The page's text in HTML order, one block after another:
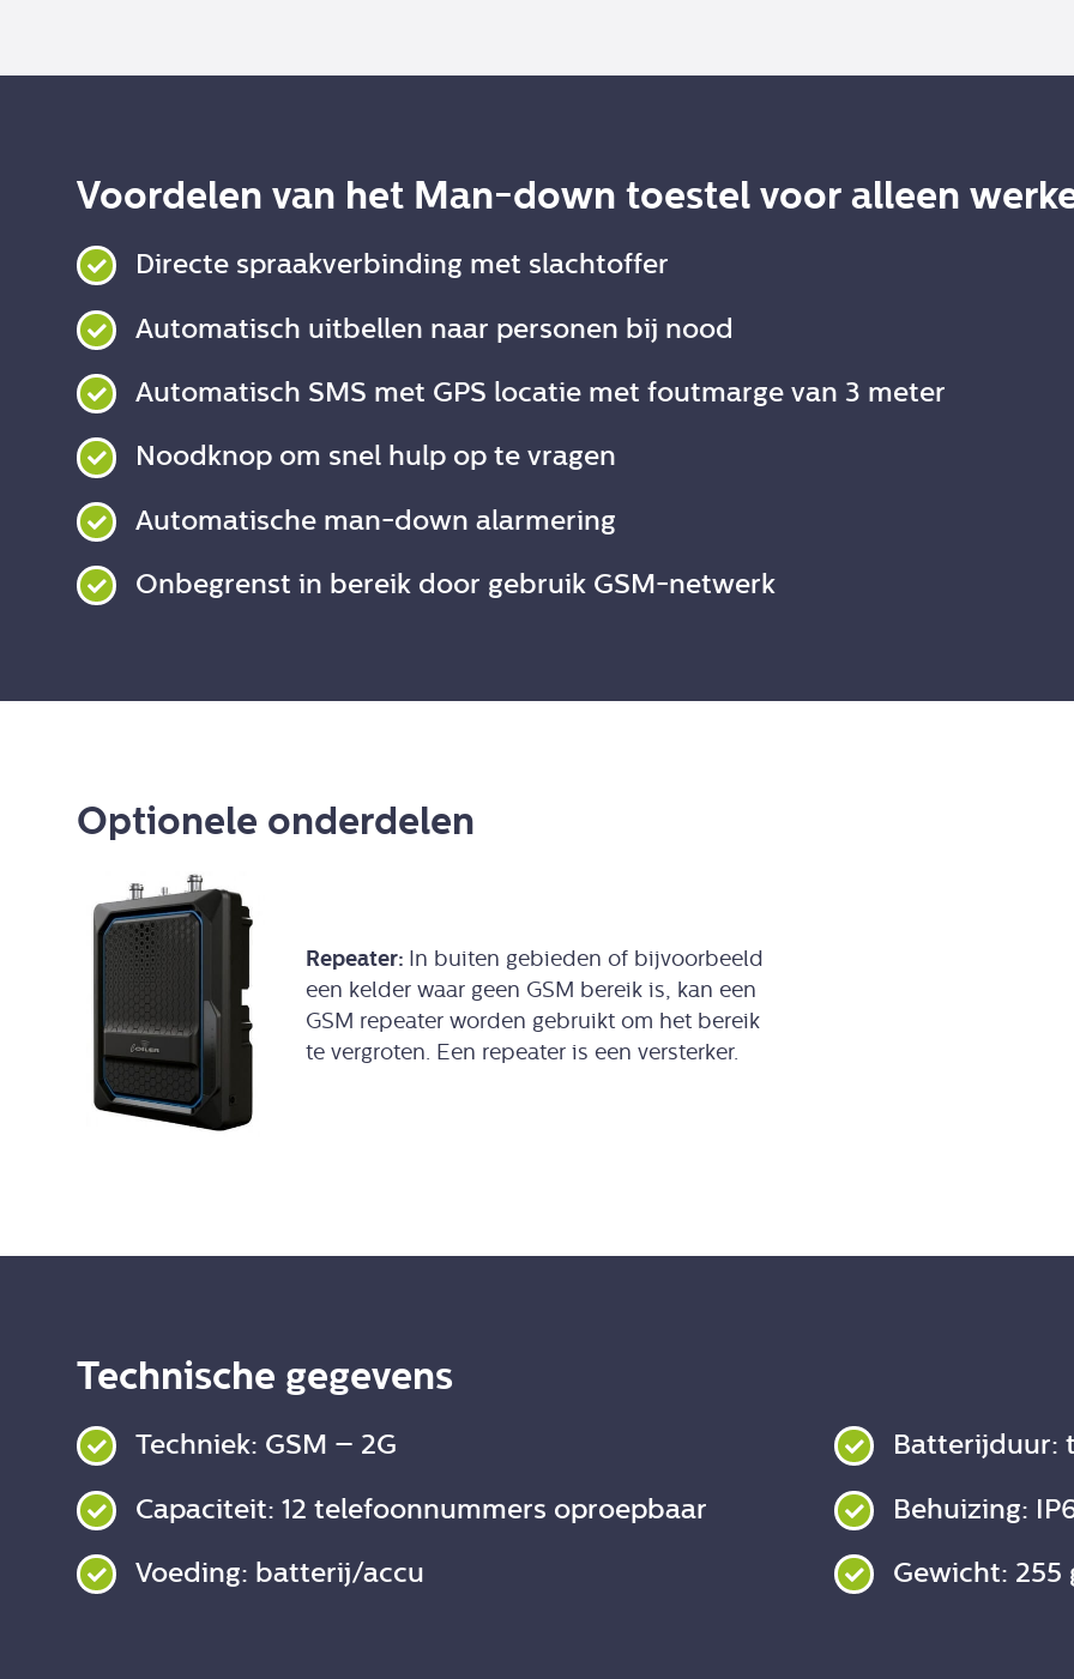
Voordelen van het Man-down toestel voor alleen
Directe spraakverbinding met slachtoffer
Automatisch uitbellen naar personen bij nood
Automatisch SMS met GPS locatie met foutmarge van 3 meter
Noodknop om snel hulp op te vragen
Automatische man-down alarmering
Onbegrenst in bereik door gebruik GSM-netwerk
Optionele onderdelen
Repeater: In buiten gebieden of bijvoorbeeld
een kelder waar geen GSM bereik is, kan een
GSM repeater worden gebruikt om het bereik
te vergroten. Een repeater is een versterker.
Technische gegevens
Techniek: GSM – 2G
Capaciteit: 12 telefoonnummers oproepbaar
Voeding: batterij/accu
Batterijduur:
Behuizing:
Gewicht: